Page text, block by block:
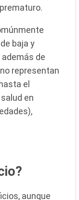
baja y
de
representan
el
en
aunque